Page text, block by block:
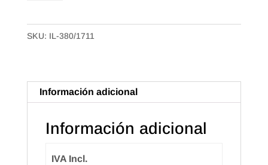
de
17mm
SKU: IL-380/1711
Información adicional
Información adicional
IVA Incl.